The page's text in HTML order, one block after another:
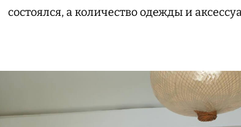
состоялся, а количество одежды и